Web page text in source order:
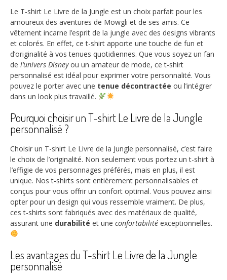
Le T-shirt Le Livre de la Jungle est un choix parfait pour les
amoureux des aventures de Mowgli et de ses amis. Ce
vêtement incarne l’esprit de la jungle avec des designs vibrants
et colorés. En effet, ce t-shirt apporte une touche de fun et
d’originalité à vos tenues quotidiennes. Que vous soyez un fan
de l’univers Disneyou un amateur de mode, ce t-shirt
personnalisé est idéal pour exprimer votre personnalité. Vous
pouvez le porter avec une tenue décontractée ou l’intégrer
dans un look plus travaillé.
Pourquoi choisir un T-shirt Le Livre de la Jungle
personnalisé ?
Choisir un T-shirt Le Livre de la Jungle personnalisé, c’est faire
le choix de l’originalité. Non seulement vous portez un t-shirt à
l’effigie de vos personnages préférés, mais en plus, il est
unique. Nos t-shirts sont entièrement personnalisables et
conçus pour vous offrir un confort optimal. Vous pouvez ainsi
opter pour un design qui vous ressemble vraiment. De plus,
ces t-shirts sont fabriqués avec des matériaux de qualité,
assurant une durabilité et une confortabilité exceptionnelles.
Les avantages du T-shirt Le Livre de la Jungle
personnalisé